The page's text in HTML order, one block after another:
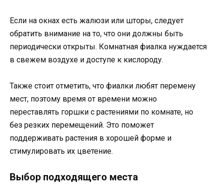
Если на окнах есть жалюзи или шторы, следует
обратить внимание на то, что они должны быть
периодически открыты. Комнатная фиалка нуждается
в свежем воздухе и доступе к кислороду.
Также стоит отметить, что фиалки любят перемену
мест, поэтому время от времени можно
переставлять горшки с растениями по комнате, но
без резких перемещений. Это поможет
поддерживать растения в хорошей форме и
стимулировать их цветение.
Выбор подходящего места